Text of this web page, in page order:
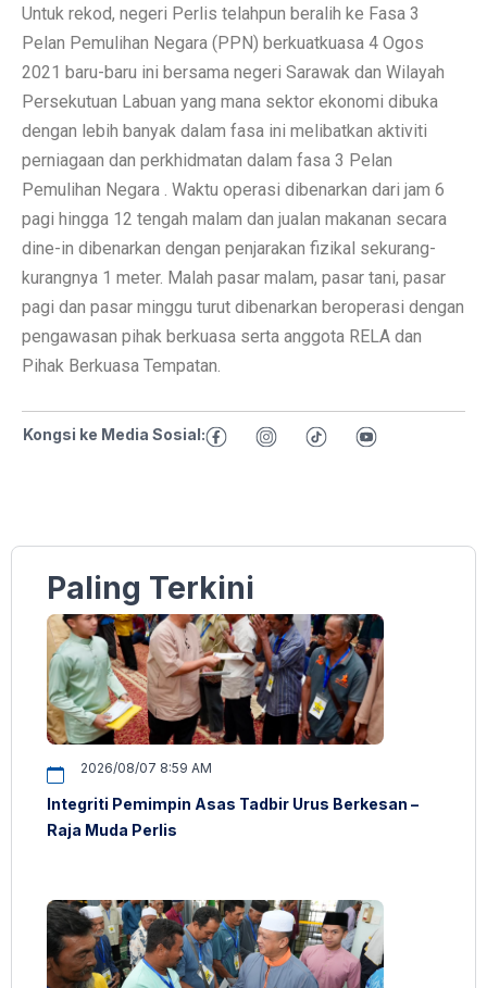
Untuk rekod, negeri Perlis telahpun beralih ke Fasa 3
Pelan Pemulihan Negara (PPN) berkuatkuasa 4 Ogos
2021 baru-baru ini bersama negeri Sarawak dan Wilayah
Persekutuan Labuan yang mana sektor ekonomi dibuka
dengan lebih banyak dalam fasa ini melibatkan aktiviti
perniagaan dan perkhidmatan dalam fasa 3 Pelan
Pemulihan Negara . Waktu operasi dibenarkan dari jam 6
pagi hingga 12 tengah malam dan jualan makanan secara
dine-in dibenarkan dengan penjarakan fizikal sekurang-
kurangnya 1 meter. Malah pasar malam, pasar tani, pasar
pagi dan pasar minggu turut dibenarkan beroperasi dengan
pengawasan pihak berkuasa serta anggota RELA dan
Pihak Berkuasa Tempatan.
Kongsi ke Media Sosial:
Paling Terkini
2026/08/07 8:59 AM
Integriti Pemimpin Asas Tadbir Urus Berkesan –
Raja Muda Perlis